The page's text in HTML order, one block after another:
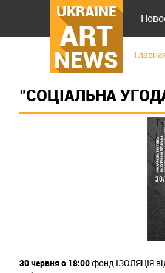
UKRAINE
ART
NEWS
"СОЦІАЛЬНА
30 червня о 18:00фонд ІЗОЛЯЦІЯ